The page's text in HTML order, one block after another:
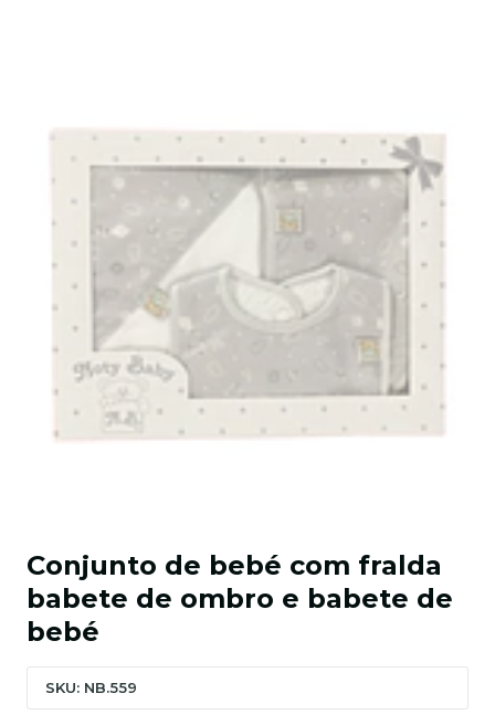
Conjunto de bebé com fralda
babete de ombro e babete de
bebé
SKU: NB.559